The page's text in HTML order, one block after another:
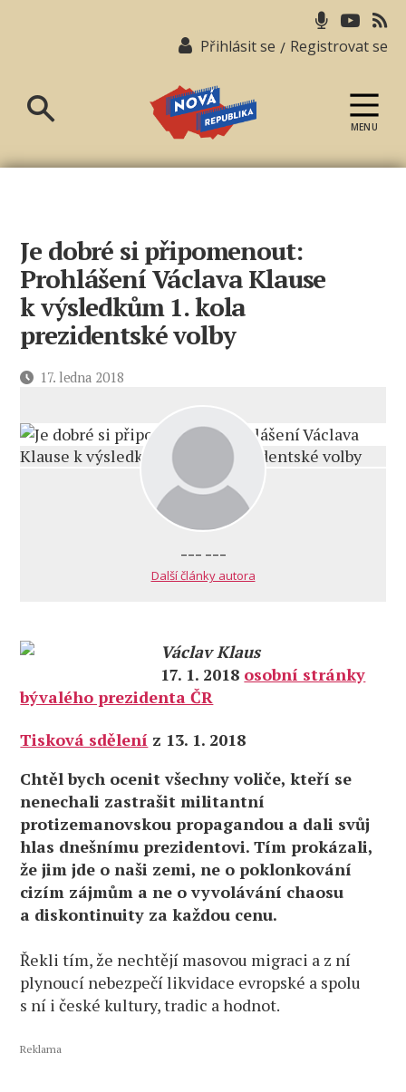
Přihlásit se / Registrovat se
republika
MENU
Je dobré si připomenout:
Prohlášení Václava Klause
k výsledkům 1. kola
prezidentské volby
Datum17. ledna 2018
--- ---
Další články autora
Václav Klaus
17. 1. 2018 osobní stránky
bývalého prezidenta ČR
Tisková sdělení z 13. 1. 2018
Chtěl bych ocenit všechny voliče, kteří se
nenechali zastrašit militantní
protizemanovskou propagandou a dali svůj
hlas dnešnímu prezidentovi. Tím prokázali,
že jim jde o naši zemi, ne o poklonkování
cizím zájmům a ne o vyvolávání chaosu
a diskontinuity za každou cenu.
Řekli tím, že nechtějí masovou migraci a z ní
plynoucí nebezpečí likvidace evropské a spolu
s ní i české kultury, tradic a hodnot.
Reklama